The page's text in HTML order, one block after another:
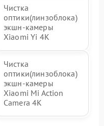
Чистка
оптики(линзоблока)
экшн-камеры
Xiaomi Yi 4K
Чистка
оптики(линзоблока)
экшн-камеры
Xiaomi Mi Action
Camera 4K